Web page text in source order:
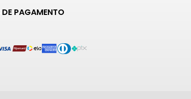
PAGAMENTO